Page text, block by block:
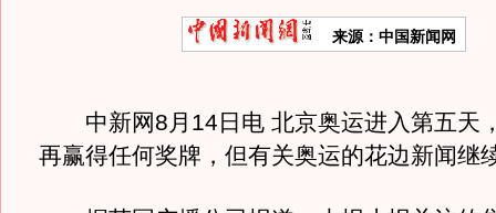
来源：中国新闻网
中新网8月14日电 北京奥运进入第五天
再赢得任何奖牌，但有关奥运的花边新闻继